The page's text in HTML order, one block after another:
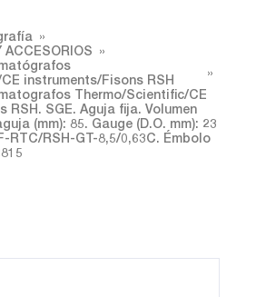
ACCESORIOS
instruments/Fisons RSH
Thermo/Scientific/CE
RSH. SGE. Aguja fija. Volumen
(mm): 85. Gauge (D.O. mm): 23
RTC/RSH-GT-8,5/0,63C. Émbolo